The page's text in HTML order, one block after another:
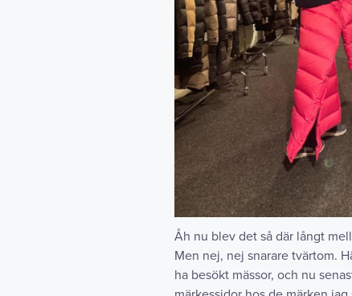
Åh nu blev det så där långt
Men nej, nej snarare tvärtom.
ha besökt mässor, och nu